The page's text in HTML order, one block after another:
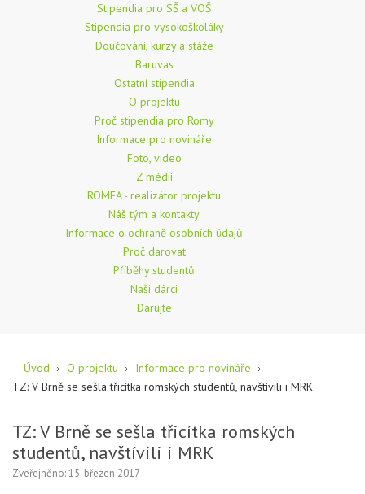
Stipendia pro SŠ a VOŠ
Stipendia pro vysokoškoláky
Doučování, kurzy a stáže
Baruvas
Ostatní stipendia
O projektu
Proč stipendia pro Romy
Informace pro novináře
Foto, video
Z médií
ROMEA - realizátor projektu
Náš tým a kontakty
Informace o ochraně osobních údajů
Proč darovat
Příběhy studentů
Naši dárci
Darujte
Úvod O projektu
Informace pro novináře
TZ: V Brně se sešla třicítka romských studentů, navštívili i MRK
TZ: V Brně se sešla třicítka romských
studentů, navštívili i MRK
Zveřejněno: 15. březen 2017